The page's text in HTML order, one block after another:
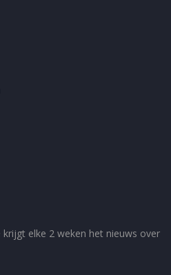
elke 2 weken het nieuws over